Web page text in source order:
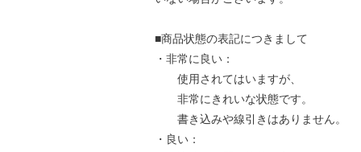
■商品状態の表記につきまして
・非常に良い：
使用されてはいますが、
非常にきれいな状態です。
書き込みや線引きはありません。
・良い：